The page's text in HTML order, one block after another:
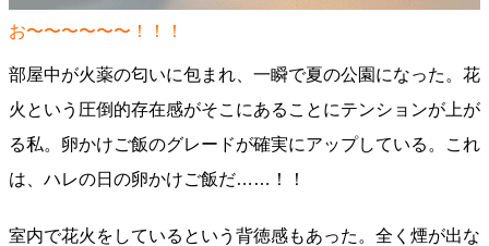
お〜〜〜〜〜〜！！！
部屋中が火薬の匂いに包まれ、一瞬で夏の公園になった。花
火という圧倒的存在感がそこにあることにテンションが上が
る私。卵かけご飯のグレードが確実にアップしている。これ
は、ハレの日の卵かけご飯だ……！！
室内で花火をしているという背徳感もあった。全く煙が出な